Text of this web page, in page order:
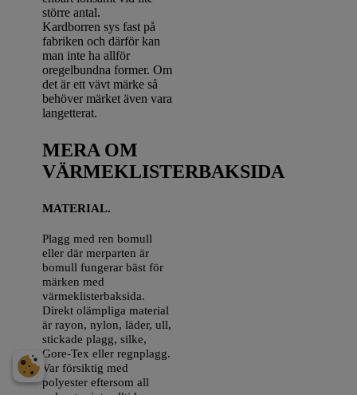
större antal.
Kardborren sys fast på
fabriken och därför kan
man inte ha allför
oregelbundna former. Om
det är ett vävt märke så
behöver märket även vara
langetterat.
MERA OM
VÄRMEKLISTERBAKSIDA
MATERIAL.
Plagg med ren bomull
eller där merparten är
bomull fungerar bäst för
märken med
värmeklisterbaksida.
Direkt olämpliga material
är rayon, nylon, läder, ull,
stickade plagg, silke,
Gore-Tex eller regnplagg.
Var försiktig med
polyester eftersom all